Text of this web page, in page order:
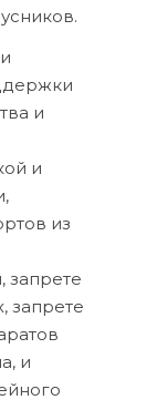
и
и
из
запрете
запрете
и